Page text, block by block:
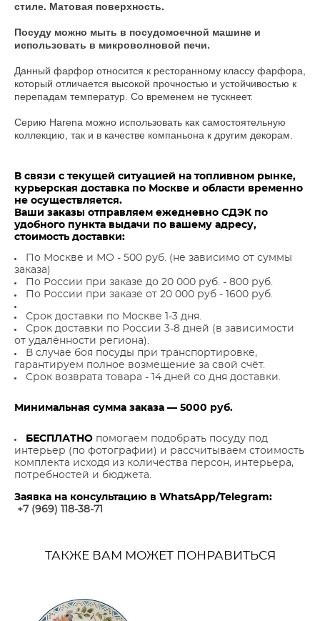
стиле. Матовая поверхность.
​Посуду можно мыть в посудомоечной машине и
использовать в микроволновой печи.
Данный фарфор относится к ресторанному классу фарфора,
который отличается высокой прочностью и устойчивостью к
перепадам температур. Со временем не тускнеет.
Серию Harena можно использовать как самостоятельную
коллекцию, так и в качестве компаньона к другим декорам.
В связи с текущей ситуацией на топливном рынке,
курьерская доставка по Москве и области временно
не осуществляется.
Ваши заказы отправляем ежедневно СДЭК по
удобного пункта выдачи по вашему адресу,
стоимость доставки:
По Москве и МО - 500 руб. (не зависимо от суммы
заказа)
По России при заказе до 20 000 руб. - 800 руб.
По России при заказе от 20 000 руб - 1600 руб.
Срок доставки по Москве 1-3 дня.
Срок доставки по России 3-8 дней (в зависимости
от удалённости региона).
В случае боя посуды при транспортировке,
гарантируем полное возмещение за свой счёт.
Срок возврата товара - 14 дней со дня доставки.
Минимальная сумма заказа — 5000 руб.
БЕСПЛАТНО помогаем подобрать посуду под
интерьер (по фотографии) и рассчитываем стоимость
комплекта исходя из количества персон, интерьера,
потребностей и бюджета.
Заявка на консультацию в WhatsApp/Telegram:
+7 (969) 118-38-7
ТАКЖЕ ВАМ МОЖЕТ ПОНРАВИТЬСЯ